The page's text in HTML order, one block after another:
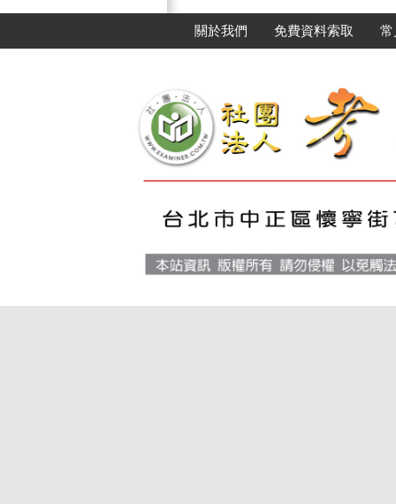
關於我們 免費資料索取 常